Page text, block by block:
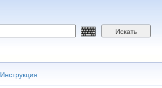
Искать
Инструкция